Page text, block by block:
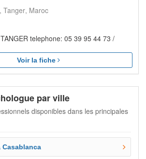
Tanger Maroc
telephone: 05 39 95 44 73 /
Voir la fiche
par ville
disponibles dans les principales
Casablanca